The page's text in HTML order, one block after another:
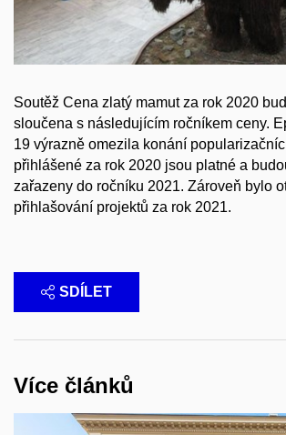
Soutěž Cena zlatý mamut za rok 2020
sloučena s následujícím ročníkem ceny.
19 výrazně omezila konání
přihlášené za rok 2020 jsou platné a
zařazeny do ročníku 2021. Zároveň bylo
přihlašování projektů za rok 2021.
SDÍLET
Více článků